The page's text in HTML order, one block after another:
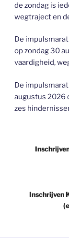
de zondag is
wegtraject en
De
op zondag 30
vaardigheid,
De
augustus 2026
zes
Inschrijven